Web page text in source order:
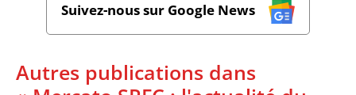
Suivez-nous sur Google News
Autres publications dans